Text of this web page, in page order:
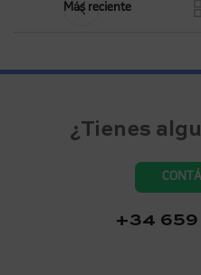
Más reciente
¿Tienes
+34